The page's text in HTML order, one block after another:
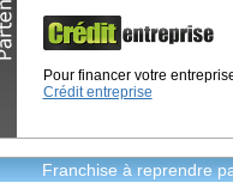
Pour financer votre
Crédit entreprise
Franchise à reprendre